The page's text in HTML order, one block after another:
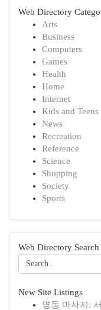
Web Directory
Arts
Business
Computers
Games
Health
Home
Internet
Kids and Teens
News
Recreation
Reference
Science
Shopping
Society
Sports
Web Directory Search
New Site Listings
명동 마사지: